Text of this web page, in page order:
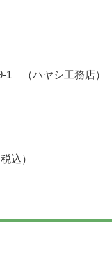
1 （ハヤシ工務店）
込）